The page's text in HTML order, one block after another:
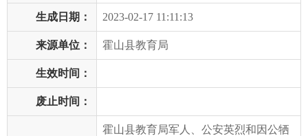
生成日期： 2023-02-17 11:11:13
来源单位： 霍山县教育局
生效时间：
废止时间：
霍山县教育局军人、公安英烈和因公牺